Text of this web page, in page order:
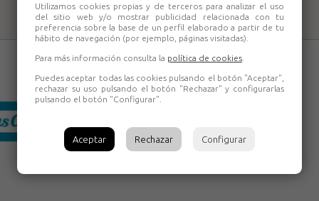
Utilizamos cookies propias y de terceros para analizar el uso
del sitio web y/o mostrar publicidad relacionada con tu
preferencia sobre la base de un perfil elaborado a partir de tu
hábito de navegación (por ejemplo, páginas visitadas).
Para más información consulta la política de cookies
Puedes aceptar todas las cookies pulsando el botón "Aceptar",
rechazar su uso pulsando el botón "Rechazar" y configurarlas
pulsando el botón "Configurar".
Aceptar Rechazar Configurar